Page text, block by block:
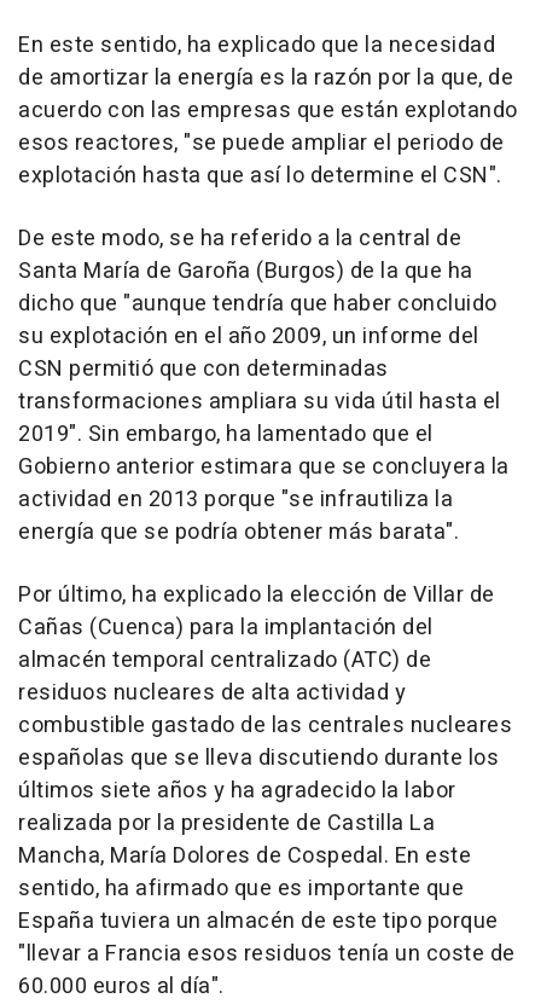
En este sentido, ha explicado que la necesidad
de amortizar la energía es la razón por la que, de
acuerdo con las empresas que están explotando
esos reactores, "se puede ampliar el periodo de
explotación hasta que así lo determine el CSN".
De este modo, se ha referido a la central de
Santa María de Garoña (Burgos) de la que ha
dicho que "aunque tendría que haber concluido
su explotación en el año 2009, un informe del
CSN permitió que con determinadas
transformaciones ampliara su vida útil hasta el
2019". Sin embargo, ha lamentado que el
Gobierno anterior estimara que se concluyera la
actividad en 2013 porque "se infrautiliza la
energía que se podría obtener más barata".
Por último, ha explicado la elección de Villar de
Cañas (Cuenca) para la implantación del
almacén temporal centralizado (ATC) de
residuos nucleares de alta actividad y
combustible gastado de las centrales nucleares
españolas que se lleva discutiendo durante los
últimos siete años y ha agradecido la labor
realizada por la presidente de Castilla La
Mancha, María Dolores de Cospedal. En este
sentido, ha afirmado que es importante que
España tuviera un almacén de este tipo porque
"llevar a Francia esos residuos tenía un coste de
60.000 euros al día".